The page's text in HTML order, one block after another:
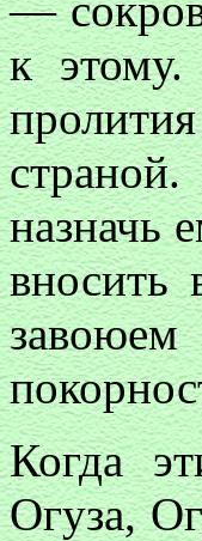
к
назначь
вносить
Когда
Огуза,